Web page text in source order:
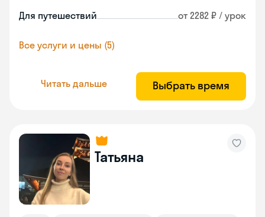
Для путешествий от 2282 ₽ / урок
Все услуги и цены (5)
Читать дальше Выбрать время
Татьяна